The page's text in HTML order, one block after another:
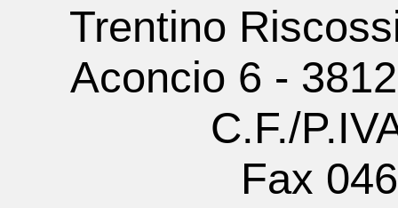
Trentino
Aconcio 6 -
C.F./
Fax